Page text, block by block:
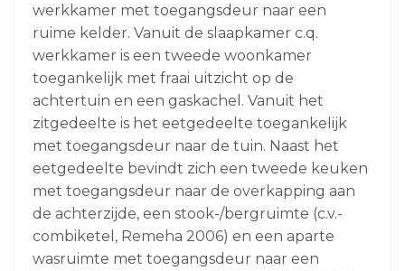
werkkamer met toegangsdeur naar een
ruime kelder. Vanuit de slaapkamer c.q.
werkkamer is een tweede woonkamer
toegankelijk met fraai uitzicht op de
achtertuin en een gaskachel. Vanuit het
zitgedeelte is het eetgedeelte toegankelijk
met toegangsdeur naar de tuin. Naast het
eetgedeelte bevindt zich een tweede keuken
met toegangsdeur naar de overkapping aan
de achterzijde, een stook-/bergruimte (c.v.-
combiketel, Remeha 2006) en een aparte
wasruimte met toegangsdeur naar een